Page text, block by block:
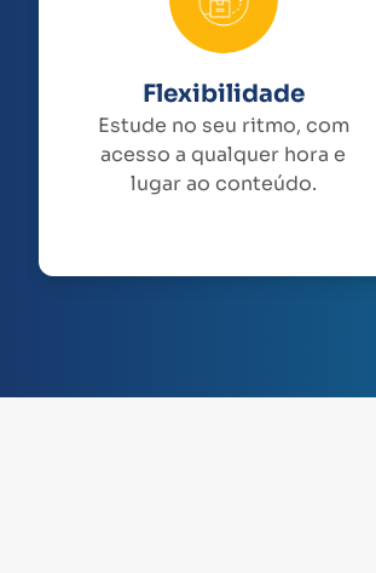
Flexibilidade
Estude no seu ritmo, com
acesso a qualquer hora e
lugar ao conteúdo.